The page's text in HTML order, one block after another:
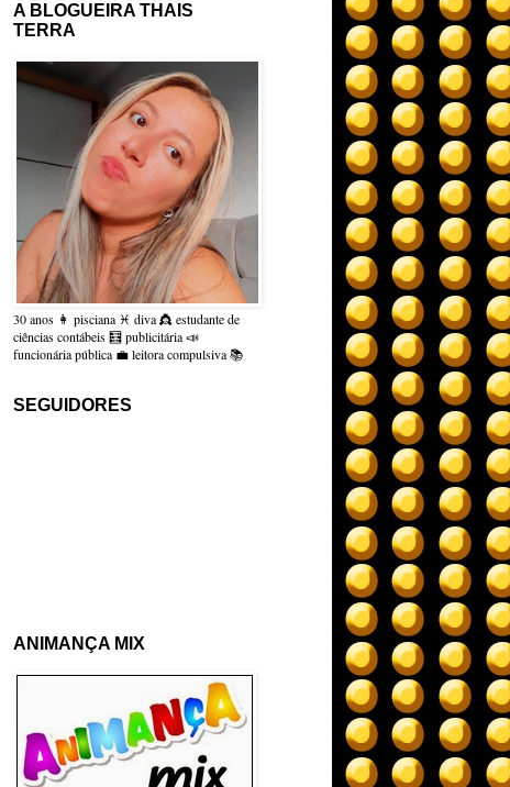
A BLOGUEIRA THAIS
TERRA
30 anos 👩 pisciana ♓ diva 👸 estudante de
ciências contábeis 🧮 publicitária 📣
funcionária pública 💼 leitora compulsiva 📚
SEGUIDORES
ANIMANÇA MIX